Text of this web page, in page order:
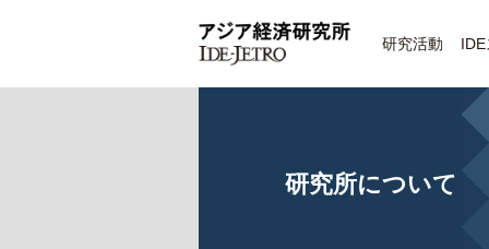
研究活動
研究所について